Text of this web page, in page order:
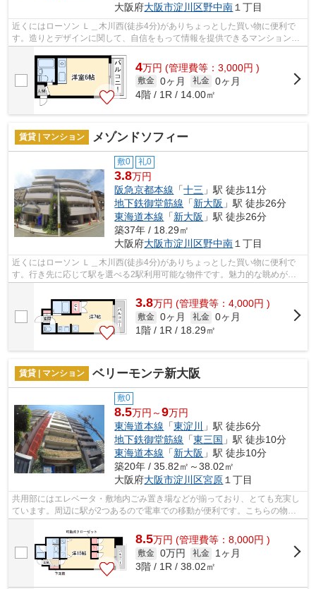
大阪府大阪市淀川区野中南 １丁目
近くにはローソン Ｌ＿木川西(徒歩4分)がありちょっとした買い物に便利で
す。造りとデザインに関して、自信をもって情報を提供できるマンションで
4万円 (管理費等：3,000円 )
敷金 0ヶ月 礼金 0ヶ月
4階 / 1R / 14.00㎡
賃貸 | マンション メゾンドソフィー
敷0 礼0
3.8万円
阪急京都本線 「十三 」駅 徒歩11分
地下鉄御堂筋線 「新大阪 」駅 徒歩26分
東海道本線 「新大阪 」駅 徒歩26分
築37年 / 18.29㎡
大阪府大阪市淀川区野中南 １丁目
近くにはローソン Ｌ＿木川西(徒歩4分)がありちょっとした買い物に便利で
す。行き先に応じて駅を選べる2駅利用可能な物件です。魅力的な眺めが楽
しめるエリアの物件です。敷地内ごみ置...
3.8万円 (管理費等：4,000円 )
敷金 0ヶ月 礼金 0ヶ月
1階 / 1R / 18.29㎡
賃貸 | マンション ベリーモンテ新大阪
敷0
8.5万円～9万円
東海道本線 「東淀川 」駅 徒歩6分
地下鉄御堂筋線 「東三国 」駅 徒歩10分
東海道本線 「新大阪 」駅 徒歩10分
築20年 / 35.82㎡～38.02㎡
大阪府大阪市淀川区宮原 １丁目
共用部にはエレベータ・敷地内ごみ置き場などが揃っており、とても充実し
ています。周辺に駅が2つあるので電車での移動が便利です。こちらの物件
はマンションです。風通しが良い物件で...
8.5万円 (管理費等：8,000円 )
敷金 0万円 礼金
1ヶ月
3階 / 1R / 38.02㎡